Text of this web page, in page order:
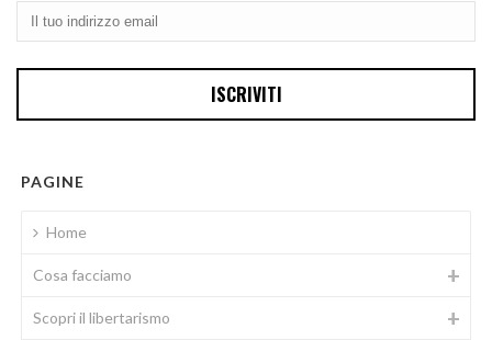
PAGINE
Home
Cosa facciamo
Scopri il libertarismo